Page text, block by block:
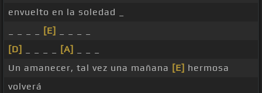
envuelto en la soledad _
[E]
[D]
[A]
Un amanecer, tal vez una mañana [E] hermosa
volverá